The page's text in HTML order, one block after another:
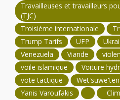
Travailleuses et travailleurs
(TJC)
Troisième internationale
Trump Tarifs
UFP
Venezuela
Viande
voile islamique
Voiture
vote tactique
Wet'suwe'ten
Yanis Varoufakis